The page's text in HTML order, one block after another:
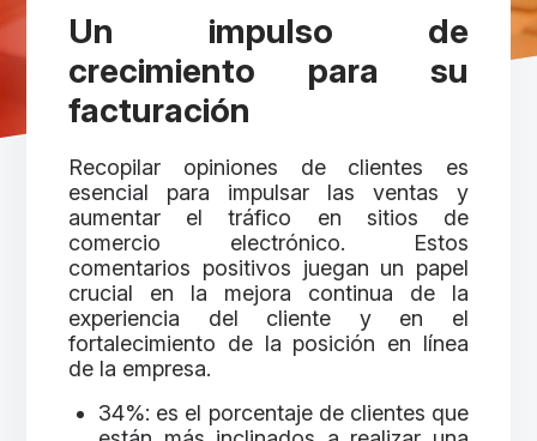
Un impulso de
crecimiento para su
facturación
Recopilar opiniones de clientes es
esencial para impulsar las ventas y
aumentar el tráfico en sitios de
comercio electrónico. Estos
comentarios positivos juegan un papel
crucial en la mejora continua de la
experiencia del cliente y en el
fortalecimiento de la posición en línea
de la empresa.
34%: es el porcentaje de clientes que